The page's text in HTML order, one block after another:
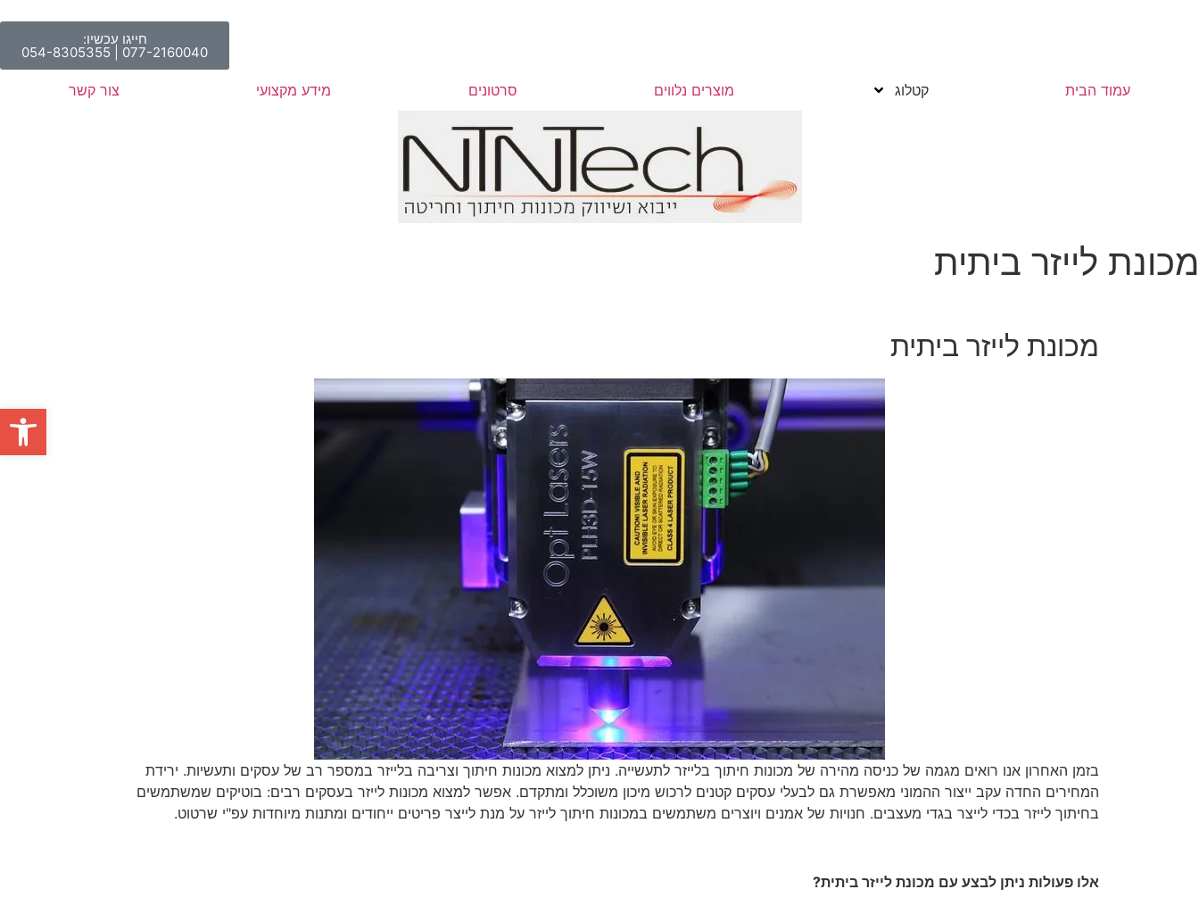
פתח
חייגו עכשיו:
077-2160040 | 054-8305355
עמוד הבית קטלוג מוצרים נלווים סרטונים מידע מקצועי צור קשר
מכונת לייזר ביתית
מכונת לייזר ביתית
בזמן האחרון אנו רואים מגמה של כניסה מהירה של מכונות חיתוך בלייזר לתעשייה. ניתן למצוא מכונות חיתוך וצריבה בלייזר במספר רב של עסקים ותעשיות. ירידת
המחירים החדה עקב ייצור ההמוני מאפשרת גם לבעלי עסקים קטנים לרכוש מיכון משוכלל ומתקדם. אפשר למצוא מכונות לייזר בעסקים רבים: בוטיקים שמשתמשים
בחיתוך לייזר בכדי לייצר בגדי מעצבים. חנויות של אמנים ויוצרים משתמשים במכונות חיתוך לייזר על מנת לייצר פריטים ייחודים ומתנות מיוחדות עפ"י שרטוט.
אלו פעולות ניתן לבצע עם מכונת לייזר ביתית?